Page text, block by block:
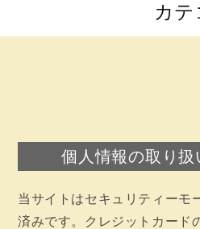
カ
個人情報の取り扱
当サイトはセキュリティーモ
済みです。クレジットカード